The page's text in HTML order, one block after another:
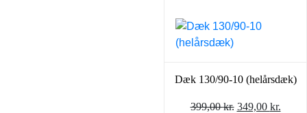
Dæk 130/90-10 (helårsdæk)
399,00kr. Den
349,00 kr.